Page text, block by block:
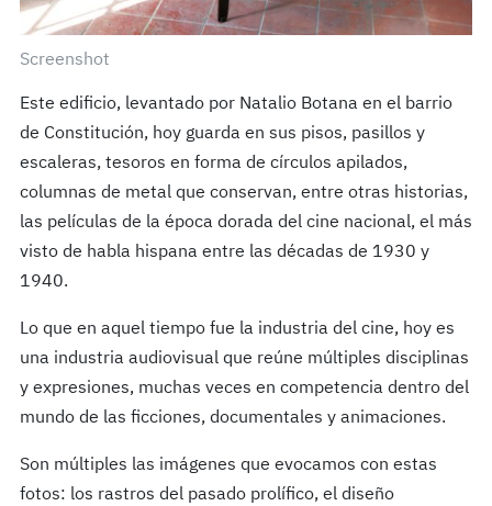
Screenshot
Este edificio, levantado por Natalio Botana en el barrio
de Constitución, hoy guarda en sus pisos, pasillos y
escaleras, tesoros en forma de círculos apilados,
columnas de metal que conservan, entre otras historias,
las películas de la época dorada del cine nacional, el más
visto de habla hispana entre las décadas de 1930 y
1940.
Lo que en aquel tiempo fue la industria del cine, hoy es
una industria audiovisual que reúne múltiples disciplinas
y expresiones, muchas veces en competencia dentro del
mundo de las ficciones, documentales y animaciones.
Son múltiples las imágenes que evocamos con estas
fotos: los rastros del pasado prolífico, el diseño